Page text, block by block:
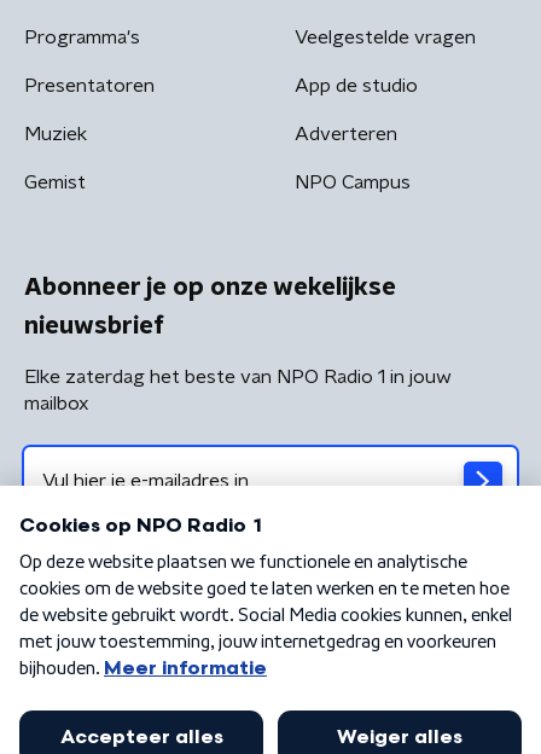
Programma's
Presentatoren
Muziek
Gemist
Veelgestelde vragen
App de studio
Adverteren
NPO Campus
Abonneer je op onze wekelijkse
nieuwsbrief
Elke zaterdag het beste van NPO Radio 1 in jouw
mailbox
Algemene voorwaarden